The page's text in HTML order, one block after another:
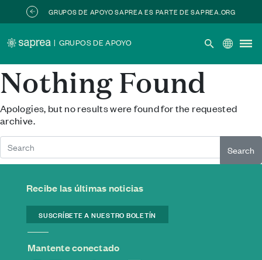
Skip to main contentGRUPOS DE APOYO SAPREA ES PARTE DE SAPREA.ORG
| GRUPOS DE APOYO
Nothing Found
Apologies, but no results were found for the requested
archive.
Search
Recibe las últimas noticias
SUSCRÍBETE A NUESTRO BOLETÍN
Mantente conectado